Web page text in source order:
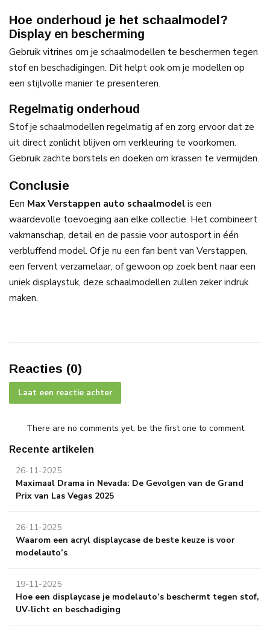
Hoe onderhoud je het schaalmodel?
Display en bescherming
Gebruik vitrines om je schaalmodellen te beschermen tegen
stof en beschadigingen. Dit helpt ook om je modellen op
een stijlvolle manier te presenteren.
Regelmatig onderhoud
Stof je schaalmodellen regelmatig af en zorg ervoor dat ze
uit direct zonlicht blijven om verkleuring te voorkomen.
Gebruik zachte borstels en doeken om krassen te vermijden.
Conclusie
Een Max Verstappen auto schaalmodelis een
waardevolle toevoeging aan elke collectie. Het combineert
vakmanschap, detail en de passie voor autosport in één
verbluffend model. Of je nu een fan bent van Verstappen,
een fervent verzamelaar, of gewoon op zoek bent naar een
uniek displaystuk, deze schaalmodellen zullen zeker indruk
maken.
Reacties (0)
Laat een reactie achter
There are no comments yet, be the first one to comment
Recente artikelen
26-11-2025
Maximaal Drama in Nevada: De Gevolgen van de Grand
Prix van Las Vegas 2025
26-11-2025
Waarom een acryl displaycase de beste keuze is voor
modelauto’s
19-11-2025
Hoe een displaycase je modelauto’s beschermt tegen stof,
UV-licht en beschadiging